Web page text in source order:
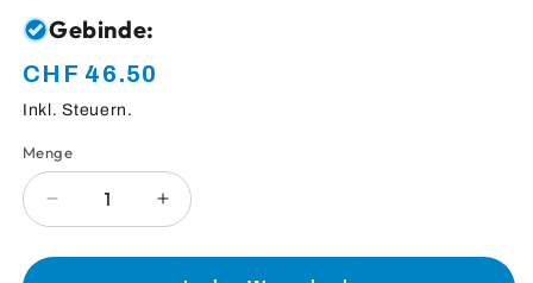
Gebinde:
Normaler
Preis
CHF 46.50
Inkl. Steuern.
Anzahl
Menge
Verringere
die
Menge
Erhöhe
die
Menge